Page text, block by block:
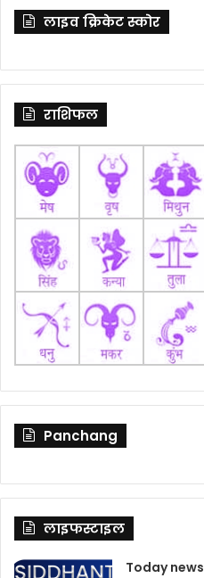
लाइव क्रिकेट स्कोर
राशिफल
Panchang
लाइफस्टाइल
Today news